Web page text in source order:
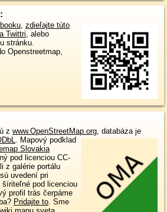
, zdieľajte túto
Twittri, alebo
stránku.
Openstreetmap,
z www.OpenStreetMap.org, databáza je
. Mapový podklad
Slovakia
pod licenciou CC-
z galérie portálu
uvedení pri
pod licenciou
profil trás čerpáme
Pridajte to. Sme